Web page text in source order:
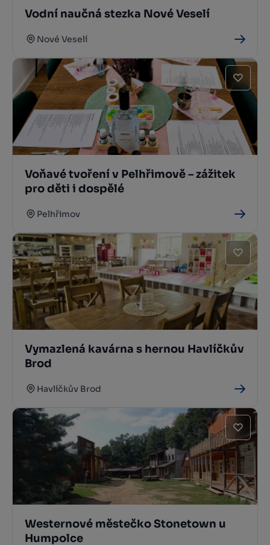
Vodní naučná stezka Nové Veselí
Nové Veselí
Voňavé tvoření v Pelhřimově – zážitek
pro děti i dospělé
Pelhřimov
Vymazlená kavárna s hernou Havlíčkův
Brod
Havlíčkův Brod
Westernové městečko Stonetown u
Humpolce